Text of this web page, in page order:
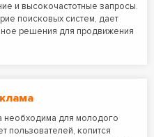
и высокочастотные запросы.
поисковых систем, дает
решения для продвижения
необходима для молодого
пользователей, копится